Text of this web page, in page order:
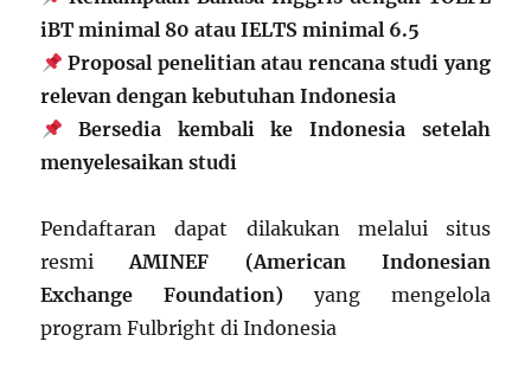
iBT minimal 80 atau IELTS minimal 6.5
Proposal penelitian atau rencana studi yang
relevan dengan kebutuhan Indonesia
Bersedia kembali ke Indonesia setelah
menyelesaikan studi
Pendaftaran dapat dilakukan melalui situs
resmiAMINEF (American Indonesian
Exchange Foundation) yang mengelola
program Fulbright di Indonesia